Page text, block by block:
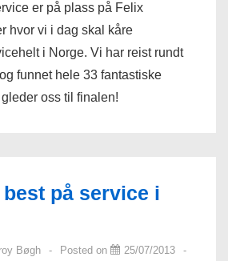
er på plass på Felix
hvor vi i dag skal kåre
i Norge. Vi har reist rundt
funnet hele 33 fantastiske
oss til finalen!
på service i
Bøgh Posted on
25/07/2013